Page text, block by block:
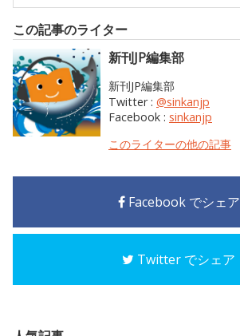
この記事のライター
新刊JP編集部
新刊JP編集部
Twitter : @sinkanjp
Facebook : sinkanjp
このライターの他の記事
Facebook でシェア
Twitter でシェア